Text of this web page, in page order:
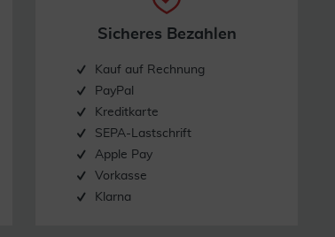
Sicheres Bezahlen
Kauf auf Rechnung
PayPal
Kreditkarte
SEPA-Lastschrift
Apple Pay
Vorkasse
Klarna